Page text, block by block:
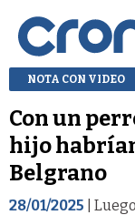
NOTA CON VIDEO
Con un
hijo
Belgrano
28/01/2025 |